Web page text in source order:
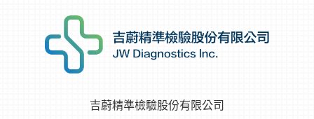
吉蔚精準檢驗股份有限公司